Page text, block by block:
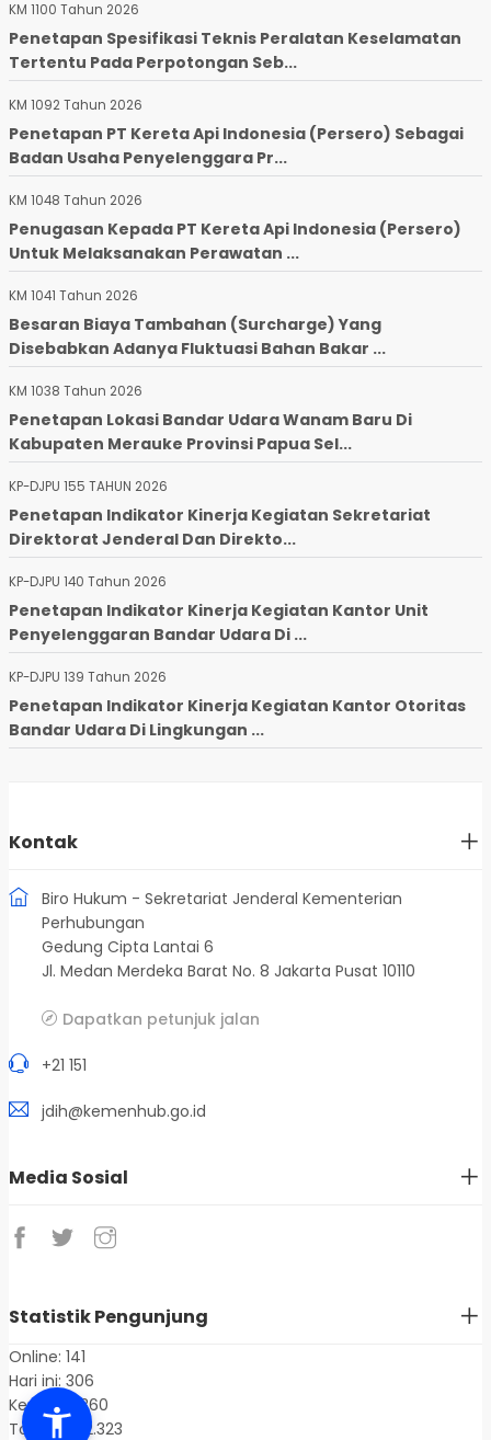
KM 1100 Tahun 2026
Penetapan Spesifikasi Teknis Peralatan Keselamatan
Tertentu Pada Perpotongan Seb...
KM 1092 Tahun 2026
Penetapan PT Kereta Api Indonesia (Persero) Sebagai
Badan Usaha Penyelenggara Pr...
KM 1048 Tahun 2026
Penugasan Kepada PT Kereta Api Indonesia (Persero)
Untuk Melaksanakan Perawatan ...
KM 1041 Tahun 2026
Besaran Biaya Tambahan (Surcharge) Yang
Disebabkan Adanya Fluktuasi Bahan Bakar ...
KM 1038 Tahun 2026
Penetapan Lokasi Bandar Udara Wanam Baru Di
Kabupaten Merauke Provinsi Papua Sel...
KP-DJPU 155 TAHUN 2026
Penetapan Indikator Kinerja Kegiatan Sekretariat
Direktorat Jenderal Dan Direkto...
KP-DJPU 140 Tahun 2026
Penetapan Indikator Kinerja Kegiatan Kantor Unit
Penyelenggaran Bandar Udara Di ...
KP-DJPU 139 Tahun 2026
Penetapan Indikator Kinerja Kegiatan Kantor Otoritas
Bandar Udara Di Lingkungan ...
Kontak
Biro Hukum - Sekretariat Jenderal Kementerian
Perhubungan
Gedung Cipta Lantai 6
Jl. Medan Merdeka Barat No. 8 Jakarta Pusat 10110
Dapatkan petunjuk jalan
+21 151
jdih@kemenhub.go.id
Media Sosial
Statistik Pengunjung
Online: 141
Hari ini: 306
Kemarin: 360
Total: 1.402.323